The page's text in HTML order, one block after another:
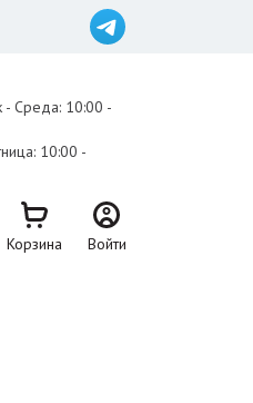
- Среда: 10:00 -
10:00 -
Корзина Войти